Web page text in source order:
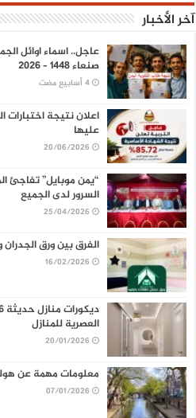
آخر الأخبار
عاجل.. اسماء اوائل
صنعاء 1448 – 2026
اعلان نتيجة
عليها
20/06/2026
“يمن موبايل” تفاجئ
السرور لدى الجميع
25/04/2026
الفرق بين ورق
16/02/2026
العصرية للمنازل
20/01/2026
معلومات مهمة عن هولندا
07/01/2026